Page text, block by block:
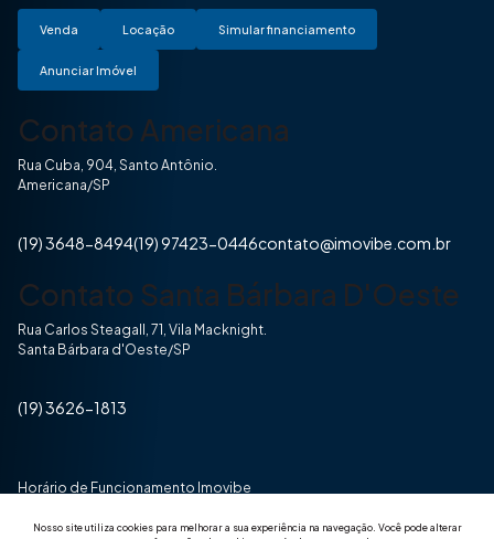
Nosso site utiliza cookies para melhorar a sua experiência na navegação. Você pode alterar
Venda Locação Simular financiamento
Anunciar Imóvel
Contato Americana
Rua Cuba, 904, Santo Antônio.
Americana/SP
(19) 3648-8494(19) 97423-0446contato@imovibe.com.br
Contato Santa Bárbara D'Oeste
Rua Carlos Steagall, 71, Vila Macknight.
Santa Bárbara d'Oeste/SP
(19) 3626-1813
Horário de Funcionamento Imovibe
Seg a Sexta das 8hrs às 17h30min